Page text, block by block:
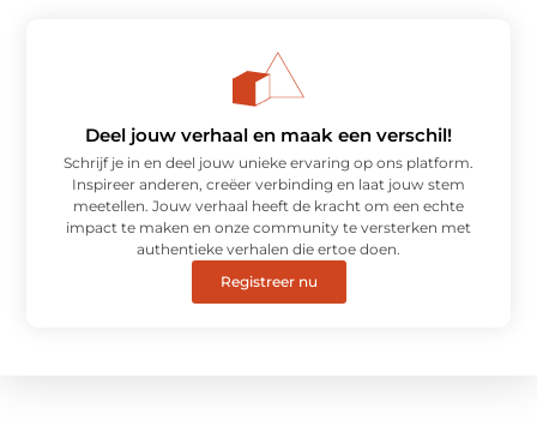
Deel jouw verhaal en maak een verschil!
Schrijf je in en deel jouw unieke ervaring op ons platform.
Inspireer anderen, creëer verbinding en laat jouw stem
meetellen. Jouw verhaal heeft de kracht om een echte
impact te maken en onze community te versterken met
authentieke verhalen die ertoe doen.
Registreer nu